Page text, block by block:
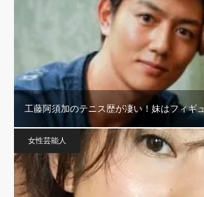
工藤阿須加のテニス歴が凄い！妹はフィギ
女性芸能人